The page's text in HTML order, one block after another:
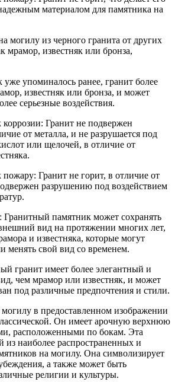
материалом для памятника на
могилу из черного гранита от других
мрамор, известняк или бронза,
упоминалось ранее, гранит более
известняк или бронза, и может
серьезные воздействия.
коррозии: Гранит не подвержен
от металла, и не разрушается под
или щелочей, в отличие от
пожару: Гранит не горит, в отличие от
разрушению под воздействием
Гранитный памятник может сохранять
вид на протяжении многих лет,
и известняка, которые могут
менять свой вид со временем.
гранит имеет более элегантный и
чем мрамор или известняк, и может
под различные предпочтения и стили.
в предоставленном изображении
Он имеет арочную верхнюю
расположенными по бокам. Эта
из наиболее распространенных и
на могилу. Она символизирует
а также может быть
религии и культуры.